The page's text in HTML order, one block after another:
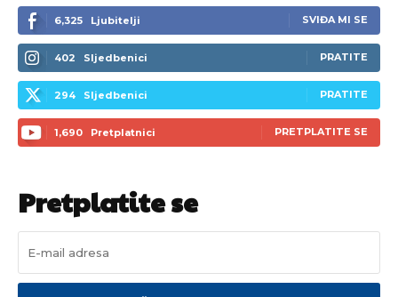
6,325 Ljubitelji SVIĐA MI SE
402 Sljedbenici PRATITE
294 Sljedbenici PRATITE
1,690 Pretplatnici PRETPLATITE SE
Pretplatite se